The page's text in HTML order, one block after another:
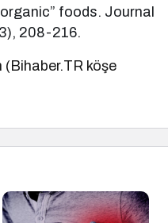
foods. Journal
208-216.
köşe